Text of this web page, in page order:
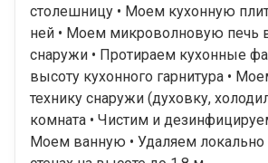
столешницу • Моем кухонную
ней • Моем микроволновую печь
снаружи • Протираем кухонные
высоту кухонного гарнитура •
технику снаружи (духовку,
комната • Чистим и
Моем ванную • Удаляем локально